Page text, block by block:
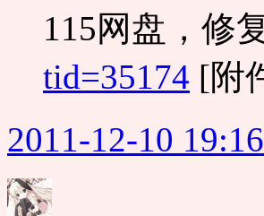
115网盘，修
tid=35174 [附
2011-12-10 19:16